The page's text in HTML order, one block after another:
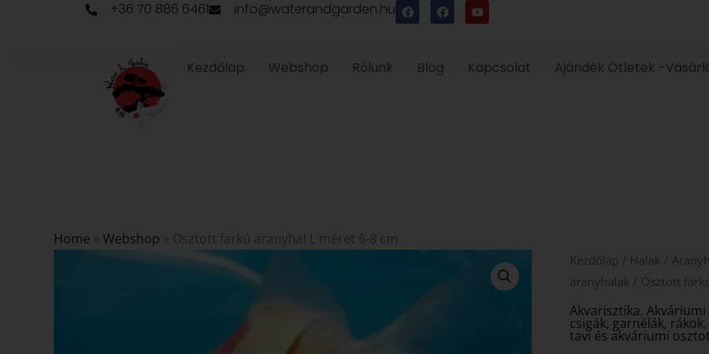
+36 70 886 6461 info@waterandgarden.hu F
a
c
F
a
c
o
o
Y
o
u
b
e
Kezdőlap Webshop Rólunk Blog Kapcsolat Ajándék Ötletek -
Home » Webshop » Osztott farkú aranyhal L méret 6-8 cm
Kezdőlap / Halak /
aranyhalak / Osztott
Akvarisztika ,
csigák, garnélák, rákok
tavi és akváriumi